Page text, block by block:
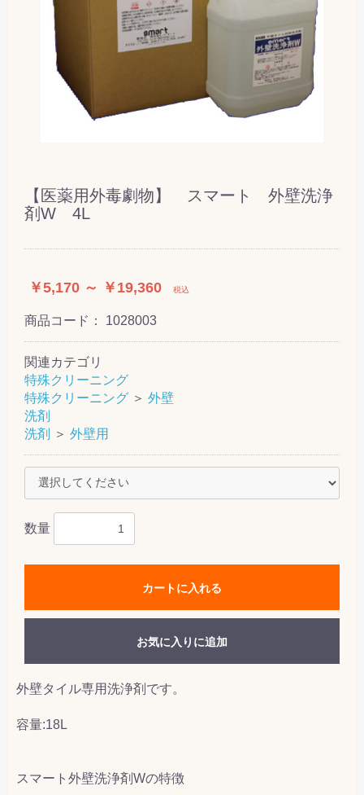
【医薬用外毒劇物】 スマート 外壁洗浄
剤W 4L
￥5,170 ～ ￥19,360 税込
商品コード： 1028003
関連カテゴリ
特殊クリーニング
特殊クリーニング ＞ 外壁
洗剤
洗剤
＞ 外壁用
数量
カートに入れる
お気に入りに追加
外壁タイル専用洗浄剤です。
容量:18L
スマート外壁洗浄剤Wの特徴